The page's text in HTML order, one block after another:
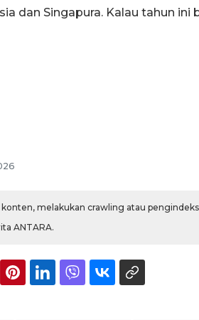
dan Singapura. Kalau tahun ini
melakukan crawling atau
ANTARA.